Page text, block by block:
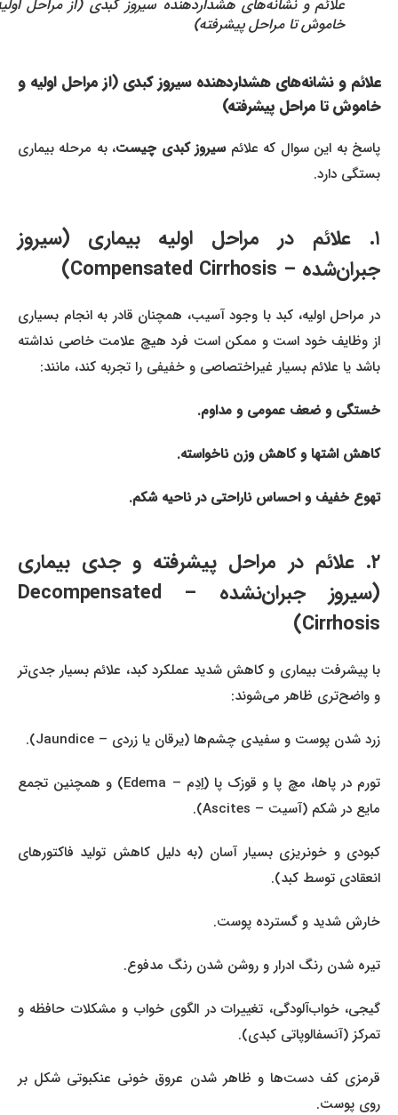
علائم و نشانه‌های هشداردهنده سیروز کبدی (از مراحل اولیه و
خاموش تا مراحل پیشرفته)
علائم و نشانه‌های هشداردهنده سیروز کبدی (از مراحل اولیه و
خاموش تا مراحل پیشرفته)
پاسخ به این سوال که علائمسیروز کبدی چیست، به مرحله بیماری
بستگی دارد.
۱. علائم در مراحل اولیه بیماری (سیروز
جبران‌شده – Compensated Cirrhosis)
در مراحل اولیه، کبد با وجود آسیب، همچنان قادر به انجام بسیاری
از وظایف خود است و ممکن است فرد هیچ علامت خاصی نداشته
باشد یا علائم بسیار غیراختصاصی و خفیفی را تجربه کند، مانند:
خستگی و ضعف عمومی و مداوم.
کاهش اشتها و کاهش وزن ناخواسته.
تهوع خفیف و احساس ناراحتی در ناحیه شکم.
۲. علائم در مراحل پیشرفته و جدی بیماری
(سیروز جبران‌نشده – Decompensated
Cirrhosis)
با پیشرفت بیماری و کاهش شدید عملکرد کبد، علائم بسیار جدی‌تر
و واضح‌تری ظاهر می‌شوند:
زرد شدن پوست و سفیدی چشم‌ها (یرقان یا زردی – Jaundice).
تورم در پاها، مچ پا و قوزک پا (اِدِم – Edema) و همچنین تجمع
مایع در شکم (آسیت – Ascites).
کبودی و خونریزی بسیار آسان (به دلیل کاهش تولید فاکتورهای
انعقادی توسط کبد).
خارش شدید و گسترده پوست.
تیره شدن رنگ ادرار و روشن شدن رنگ مدفوع.
گیجی، خواب‌آلودگی، تغییرات در الگوی خواب و مشکلات حافظه و
تمرکز (آنسفالوپاتی کبدی).
قرمزی کف دست‌ها و ظاهر شدن عروق خونی عنکبوتی شکل بر
روی پوست.